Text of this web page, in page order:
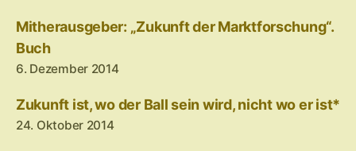
Mitherausgeber: „Zukunft der Marktforschung“.
Buch
6. Dezember 2014
Zukunft ist, wo der Ball sein wird, nicht wo er ist*
24. Oktober 2014